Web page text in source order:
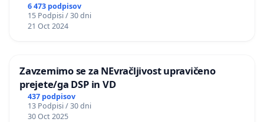
6 473 podpisov
15 Podpisi / 30 dni
21 Oct 2024
Zavzemimo se za NEvračljivost upravičeno
prejete/ga DSP in VD
437 podpisov
13 Podpisi / 30 dni
30 Oct 2025